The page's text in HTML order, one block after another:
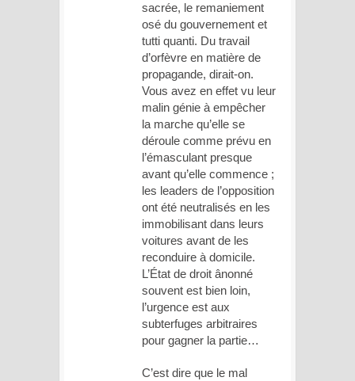
sacrée, le remaniement
osé du gouvernement et
tutti quanti. Du travail
d’orfèvre en matière de
propagande, dirait-on.
Vous avez en effet vu leur
malin génie à empêcher
la marche qu’elle se
déroule comme prévu en
l’émasculant presque
avant qu’elle commence ;
les leaders de l’opposition
ont été neutralisés en les
immobilisant dans leurs
voitures avant de les
reconduire à domicile.
L’État de droit ânonné
souvent est bien loin,
l’urgence est aux
subterfuges arbitraires
pour gagner la partie…
C’est dire que le mal